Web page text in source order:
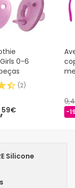
0-6
(2)
59€ -
Silicone